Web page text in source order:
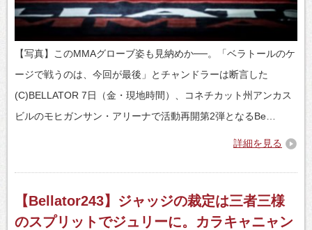
【写真】このMMAグローブ姿も見納めか──。「ベラトールのケ
ージで戦うのは、今回が最後」とチャンドラーは断言した
(C)BELLATOR 7日（金・現地時間）、コネチカット州アンカス
ビルのモヒガンサン・アリーナで活動再開第2弾となるBe…
詳細を見る
【Bellator243】ジャッジの裁定は三者三様
のスプリットでジュリーに。カラキャニャン